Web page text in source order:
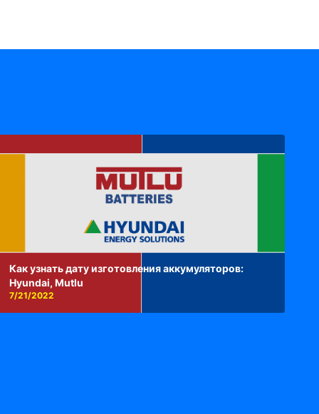
Как узнать дату изготовления аккумуляторов:
Hyundai, Mutlu
7/21/2022